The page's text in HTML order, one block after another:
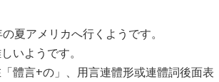
夏アメリカへ行くようです。
いようです。
體言+の」、用言連體形或連體詞後面表